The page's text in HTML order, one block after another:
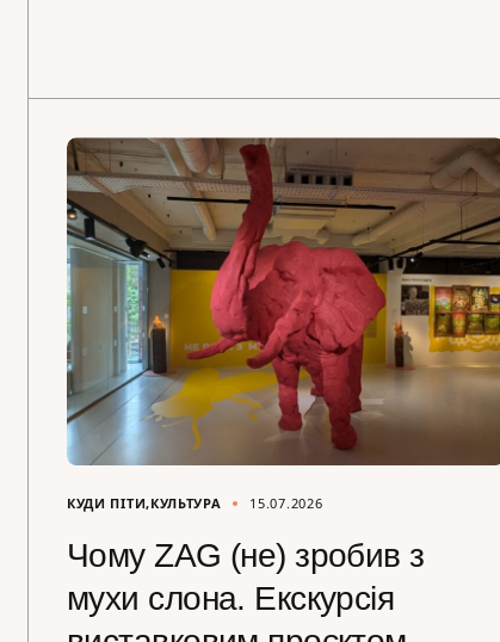
КУДИ ПІТИ КУЛЬТУРА 15.07.2026
Чому ZAG (не) зробив з
мухи слона. Екскурсія